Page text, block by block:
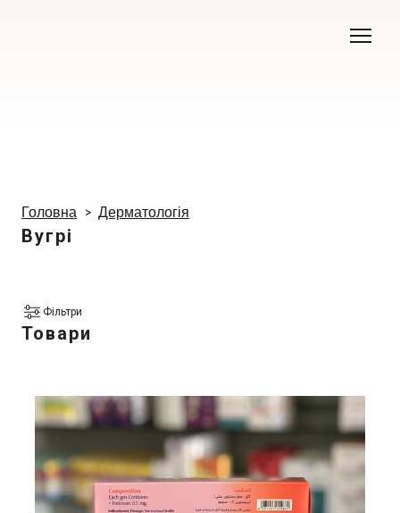
Головна Дерматологія
Вугрі
Фільтри
Товари